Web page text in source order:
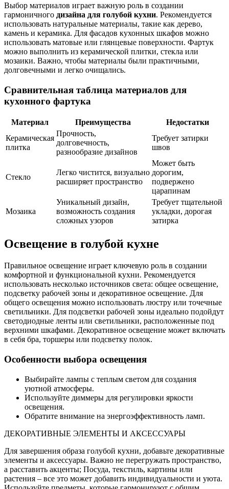
Выбор материалов играет важную роль в создании
гармоничного дизайна для голубой кухни. Рекомендуется
использовать натуральные материалы, такие как дерево,
камень и керамика. Для фасадов кухонных шкафов можно
использовать матовые или глянцевые поверхности. Фартук
можно выполнить из керамической плитки, стекла или
мозаики. Важно, чтобы материалы были практичными,
долговечными и легко очищались.
Сравнительная таблица материалов для
кухонного фартука
Материал Преимущества
Недостатки
Керамическая
плитка
Прочность,
долговечность,
разнообразие дизайнов
Требует затирки
швов
Стекло
Легко чистится, визуально
расширяет пространство
Может быть
дорогим,
подвержено
царапинам
Мозаика
Уникальный дизайн,
возможность создания
сложных узоров
Требует тщательной
укладки, дорогая
затирка
Освещение в голубой кухне
Правильное освещение играет ключевую роль в создании
комфортной и функциональной кухни. Рекомендуется
использовать несколько источников света: общее освещение,
подсветку рабочей зоны и декоративное освещение. Для
общего освещения можно использовать люстру или точечные
светильники. Для подсветки рабочей зоны идеально подойдут
светодиодные ленты или светильники, расположенные под
верхними шкафами. Декоративное освещение может включать
в себя бра, торшеры или подсветку полок.
Особенности выбора освещения
Выбирайте лампы с теплым светом для создания
уютной атмосферы.
Используйте диммеры для регулировки яркости
освещения.
Обратите внимание на энергоэффективность ламп.
ДЕКОРАТИВНЫЕ ЭЛЕМЕНТЫ И АКСЕССУАРЫ
Для завершения образа голубой кухни, добавьте декоративные
элементы и аксессуары. Важно не перегружать пространство,
а расставить акценты; Посуда, текстиль, картины или
растения – все это может добавить индивидуальности и уюта.